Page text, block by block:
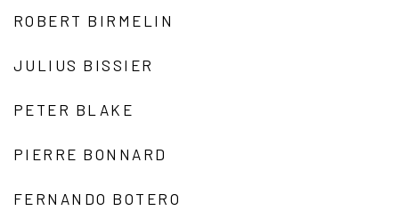
ROBERT BIRMELIN
JULIUS BISSIER
PETER BLAKE
PIERRE BONNARD
FERNANDO BOTERO